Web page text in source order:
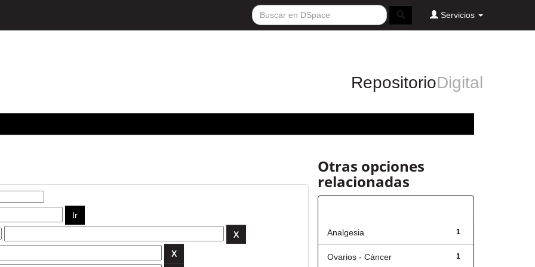
Servicios
RepositorioDigital
Otras opciones
relacionadas
1
Analgesia
1
Ovarios - Cáncer